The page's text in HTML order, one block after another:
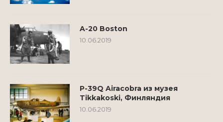
A-20 Boston
10.06.2019
P-39Q Airacobra из музея
Tikkakoski, Финляндия
10.06.2019